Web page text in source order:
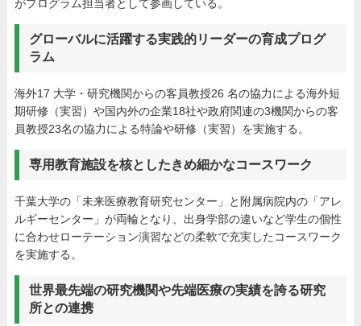
がプログラム担当者として参画している。
グローバルに活躍する実践的リーダーの育成プログ
ラム
海外17 大学・研究機関からの客員教授26 名の協力による海外短
期研修（実習）や国内外の企業18社や政府関連の3機関からの客
員教授23名の協力による特論や研修（実習）を実施する。
専用教育施設を核としたきめ細かなコースワーク
千葉大学の「未来医療教育研究センター」と附属病院内の「アレ
ルギーセンター」が両輪となり、出身学部の違いなど学生の個性
に合わせローテーション演習などの柔軟で充実したコースワーク
を実施する。
世界最先端の研究機関や先端医療の実績を誇る研究
所との連携